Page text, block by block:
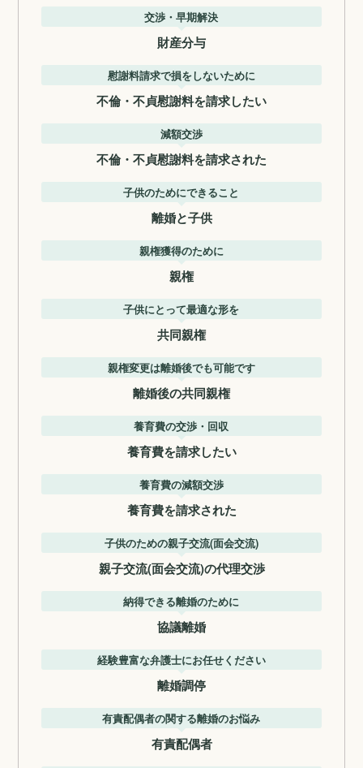
交渉・早期解決
財産分与
慰謝料請求で損をしないために
不倫・不貞慰謝料を請求したい
減額交渉
不倫・不貞慰謝料を請求された
子供のためにできること
離婚と子供
親権獲得のために
親権
子供にとって最適な形を
共同親権
親権変更は離婚後でも可能です
離婚後の共同親権
養育費の交渉・回収
養育費を請求したい
養育費の減額交渉
養育費を請求された
子供のための親子交流(面会交流)
親子交流(面会交流)の代理交渉
納得できる離婚のために
協議離婚
経験豊富な弁護士にお任せください
離婚調停
有責配偶者の関する離婚のお悩み
有責配偶者